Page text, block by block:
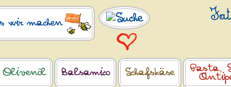
wir machen
Olivenöl Balsamico Schafskäse
Pasta,